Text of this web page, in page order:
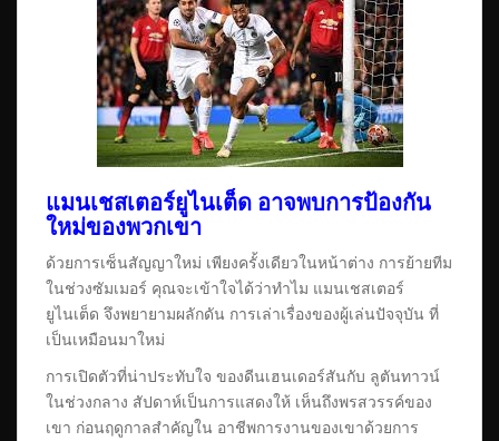
แมนเชสเตอร์ยูไนเต็ด อาจพบการป้องกัน
ใหม่ของพวกเขา
ด้วยการเซ็นสัญญาใหม่ เพียงครั้งเดียวในหน้าต่าง การย้ายทีม
ในช่วงซัมเมอร์ คุณจะเข้าใจได้ว่าทำไม แมนเชสเตอร์
ยูไนเต็ด จึงพยายามผลักดัน การเล่าเรื่องของผู้เล่นปัจจุบัน ที่
เป็นเหมือนมาใหม่
การเปิดตัวที่น่าประทับใจ ของดีนเฮนเดอร์สันกับ ลูตันทาวน์
ในช่วงกลาง สัปดาห์เป็นการแสดงให้ เห็นถึงพรสวรรค์ของ
เขา ก่อนฤดูกาลสำคัญใน อาชีพการงานของเขาด้วยการ